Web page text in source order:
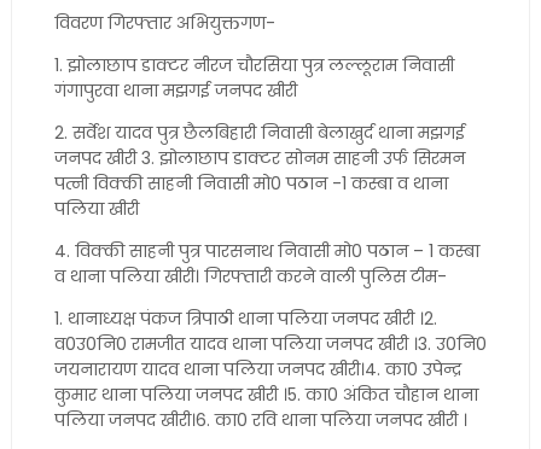
विवरण गिरफ्तार अभियुक्तगण-
1. झोलाछाप डाक्टर नीरज चौरसिया पुत्र लल्लूराम निवासी
गंगापुरवा थाना मझगई जनपद खीरी
2. सर्वेश यादव पुत्र छैलबिहारी निवासी बेलाखुर्द थाना मझगई
जनपद खीरी 3. झोलाछाप डाक्टर सोनम साहनी उर्फ सिरमन
पत्नी विक्की साहनी निवासी मो0 पठान -1 कस्बा व थाना
पलिया खीरी
4. विक्की साहनी पुत्र पारसनाथ निवासी मो0 पठान – 1 कस्बा
व थाना पलिया खीरी। गिरफ्तारी करने वाली पुलिस टीम-
1. थानाध्यक्ष पंकज त्रिपाठी थाना पलिया जनपद खीरी ।2.
व0उ0नि0 रामजीत यादव थाना पलिया जनपद खीरी ।3. उ0नि0
जयनारायण यादव थाना पलिया जनपद खीरी।4. का0 उपेन्द्र
कुमार थाना पलिया जनपद खीरी ।5. का0 अंकित चौहान थाना
पलिया जनपद खीरी।6. का0 रवि थाना पलिया जनपद खीरी ।